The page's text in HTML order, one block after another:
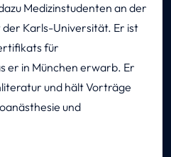
Medizinstudenten an der
der Karls-Universität. Er ist
für
er in München erwarb. Er
und hält Vorträge
und